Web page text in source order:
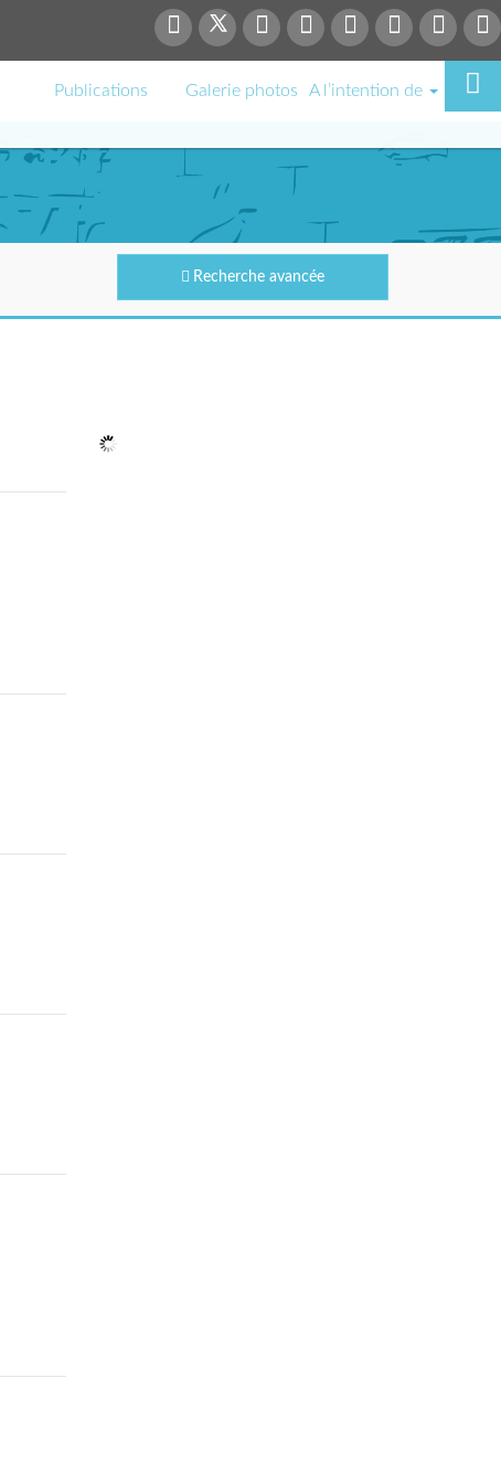
Publications Galerie photos A l’intention de
Recherche avancée